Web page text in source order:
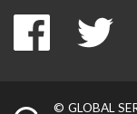
Facebook
© GLOBAL